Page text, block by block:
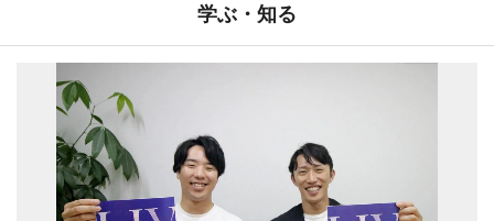
学ぶ・知る